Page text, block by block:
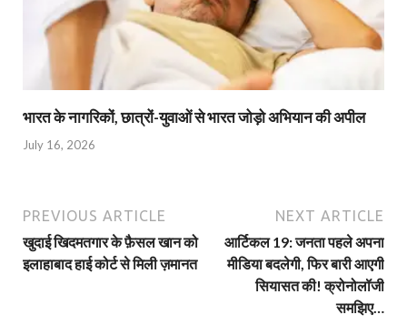
भारत के नागरिकों, छात्रों-युवाओं से भारत जोड़ो अभियान की अपील
July 16, 2026
PREVIOUS ARTICLE
खुदाई खिदमतगार के फ़ैसल खान को
इलाहाबाद हाई कोर्ट से मिली ज़मानत
NEXT ARTICLE
आर्टिकल 19: जनता पहले अपना
मीडिया बदलेगी, फिर बारी आएगी
सियासत की! क्रोनोलॉजी
समझिए…